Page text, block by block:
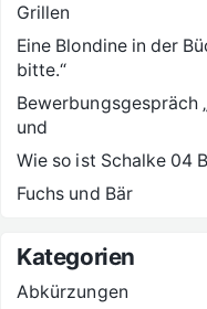
Grillen
Eine Blondine in der
bitte.“
Bewerbungsgespräch
und
Wie so ist Schalke 04
Fuchs und Bär
Kategorien
Abkürzungen